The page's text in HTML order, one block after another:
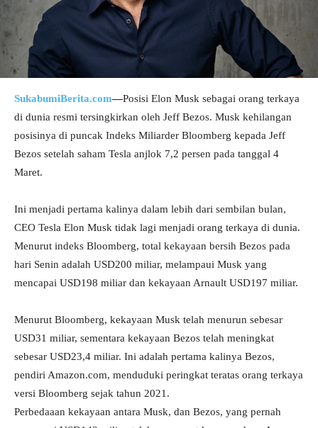
SukabumiBerita.com—Posisi Elon Musk sebagai orang terkaya
di dunia resmi tersingkirkan oleh Jeff Bezos. Musk kehilangan
posisinya di puncak Indeks Miliarder Bloomberg kepada Jeff
Bezos setelah saham Tesla anjlok 7,2 persen pada tanggal 4
Maret.
Ini menjadi pertama kalinya dalam lebih dari sembilan bulan,
CEO Tesla Elon Musk tidak lagi menjadi orang terkaya di dunia.
Menurut indeks Bloomberg, total kekayaan bersih Bezos pada
hari Senin adalah USD200 miliar, melampaui Musk yang
mencapai USD198 miliar dan kekayaan Arnault USD197 miliar.
Menurut Bloomberg, kekayaan Musk telah menurun sebesar
USD31 miliar, sementara kekayaan Bezos telah meningkat
sebesar USD23,4 miliar. Ini adalah pertama kalinya Bezos,
pendiri Amazon.com, menduduki peringkat teratas orang terkaya
versi Bloomberg sejak tahun 2021.
Perbedaaan kekayaan antara Musk, dan Bezos, yang pernah